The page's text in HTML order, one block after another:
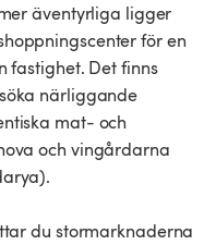
äventyrliga ligger
för en
fastighet. Det finns
närliggande
mat- och
och vingårdarna
du stormarknaderna